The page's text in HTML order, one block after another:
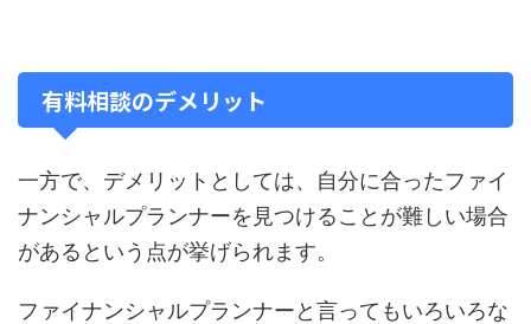
有料相談のデメリット
一方で、デメリットとしては、自分に合ったファイ
ナンシャルプランナーを見つけることが難しい場合
があるという点が挙げられます。
ファイナンシャルプランナーと言ってもいろいろな